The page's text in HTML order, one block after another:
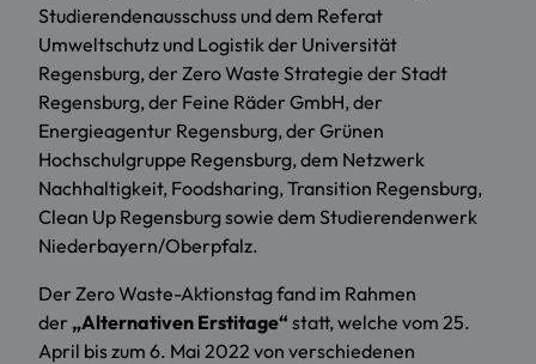
Studierendenausschuss und dem Referat
Umweltschutz und Logistik der Universität
Regensburg, der Zero Waste Strategie der Stadt
Regensburg, der Feine Räder GmbH, der
Energieagentur Regensburg, der Grünen
Hochschulgruppe Regensburg, dem Netzwerk
Nachhaltigkeit, Foodsharing, Transition Regensburg,
Clean Up Regensburg sowie dem Studierendenwerk
Niederbayern/Oberpfalz.
Der Zero Waste-Aktionstag fand im Rahmen
der „Alternativen Erstitage“ statt, welche vom 25.
April bis zum 6. Mai 2022 von verschiedenen